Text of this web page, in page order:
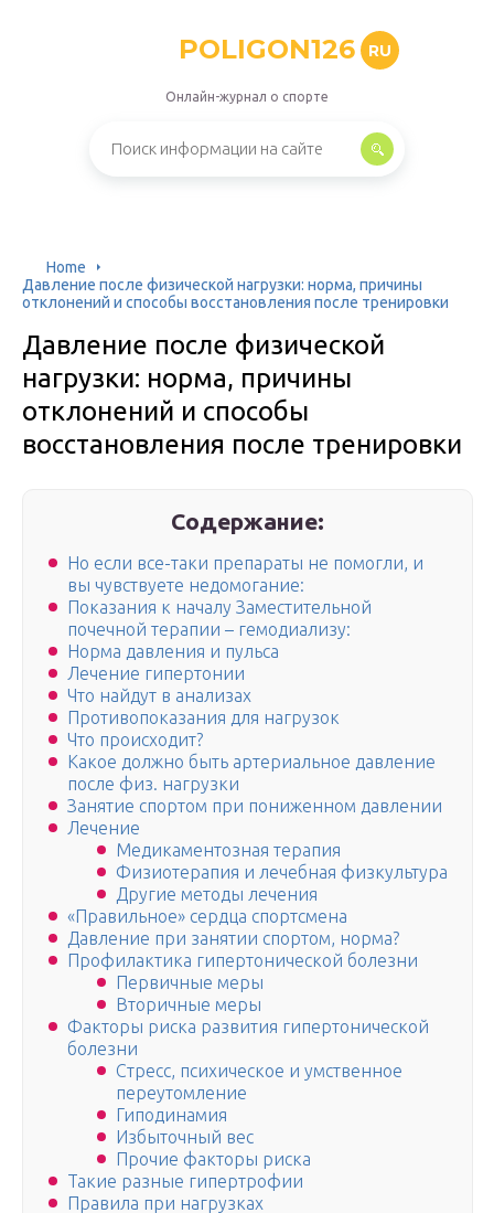
POLIGON126 RU
Онлайн-журнал о спорте
Home
Давление после физической нагрузки: норма, причины
отклонений и способы восстановления после тренировки
Давление после физической
нагрузки: норма, причины
отклонений и способы
восстановления после тренировки
Содержание:
Но если все-таки препараты не помогли, и
вы чувствуете недомогание:
Показания к началу Заместительной
почечной терапии – гемодиализу:
Норма давления и пульса
Лечение гипертонии
Что найдут в анализах
Противопоказания для нагрузок
Что происходит?
Какое должно быть артериальное давление
после физ. нагрузки
Занятие спортом при пониженном давлении
Лечение
Медикаментозная терапия
Физиотерапия и лечебная физкультура
Другие методы лечения
«Правильное» сердца спортсмена
Давление при занятии спортом, норма?
Профилактика гипертонической болезни
Первичные меры
Вторичные меры
Факторы риска развития гипертонической
болезни
Стресс, психическое и умственное
переутомление
Гиподинамия
Избыточный вес
Прочие факторы риска
Такие разные гипертрофии
Правила при нагрузках